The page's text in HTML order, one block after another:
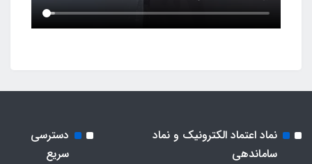
نماد اعتماد الکترونیک و نماد
ساماندهی
دسترسی
سریع